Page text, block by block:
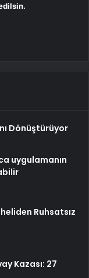
Dönüştürüyor
uygulamanın
Ruhsatsız
Kazası: 27